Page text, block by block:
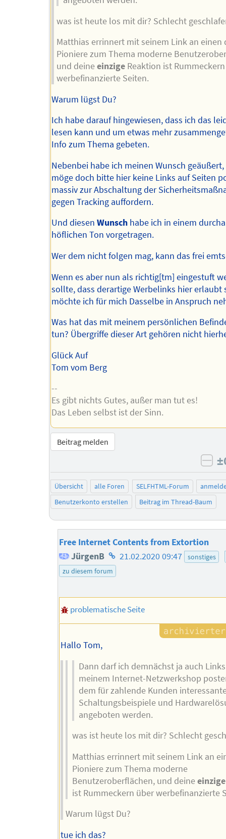
was ist heute los mit dir? Schlecht
Matthias errinnert mit seinem Link an einen
Pioniere zum Thema moderne
und deineeinzigeReaktion ist
werbefinanzierte Seiten.
Warum lügst Du?
Ich habe darauf hingewiesen, dass ich das
lesen kann und um etwas mehr
Info zum Thema gebeten.
Nebenbei habe ich meinen Wunsch
möge doch bitte hier keine Links auf Seiten
massiv zur Abschaltung der
gegen Tracking auffordern.
Und diesenWunsch habe ich in einem
höflichen Ton vorgetragen.
Wer dem nicht folgen mag, kann das frei
Wenn es aber nun als richtig[tm] eingestuft
sollte, dass derartige Werbelinks hier erlaubt
möchte ich für mich Dasselbe in Anspruch
Was hat das mit meinem persönlichen
tun? Übergriffe dieser Art gehören nicht
Glück Auf
Tom vom Berg
--
Es gibt nichts Gutes, außer man tut es!
Das Leben selbst ist der Sinn.
Beitrag melden
Übersicht alle Foren SELFHTML-Forum
Benutzerkonto erstellen
Beitrag im Thread-Baum
Free Internet Contents from Extortion
JürgenB Homepage
des
21.02.2020 09:47
sonstiges
zu diesem forum
problematische Seite
Hallo Tom,
Dann darf ich demnächst ja auch
meinem Internet-Netzwerkshop
dem für zahlende Kunden
Schaltungsbeispiele und
angeboten werden.
was ist heute los mit dir? Schlecht
Matthias errinnert mit seinem Link an
Pioniere zum Thema moderne
Benutzeroberflächen, und deineeinzige
ist Rummeckern über werbefinanzierte
Warum lügst Du?
tue ich das?